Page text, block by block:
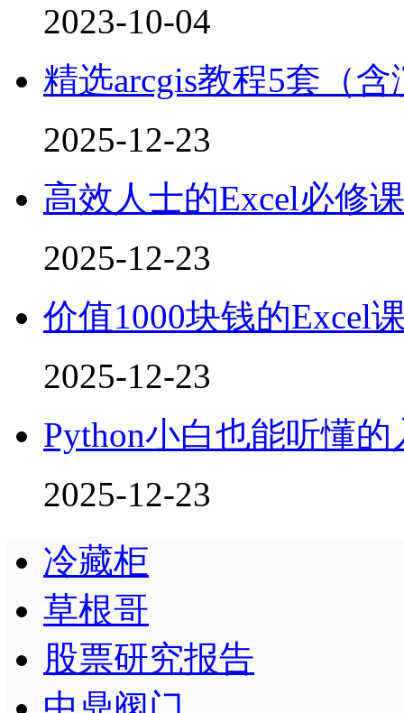
2023-10-04
精选arcgis教程5套（
2025-12-23
高效人士的Excel必修
2025-12-23
价值1000块钱的Excel
2025-12-23
Python小白也能听懂的
2025-12-23
冷藏柜
草根哥
股票研究报告